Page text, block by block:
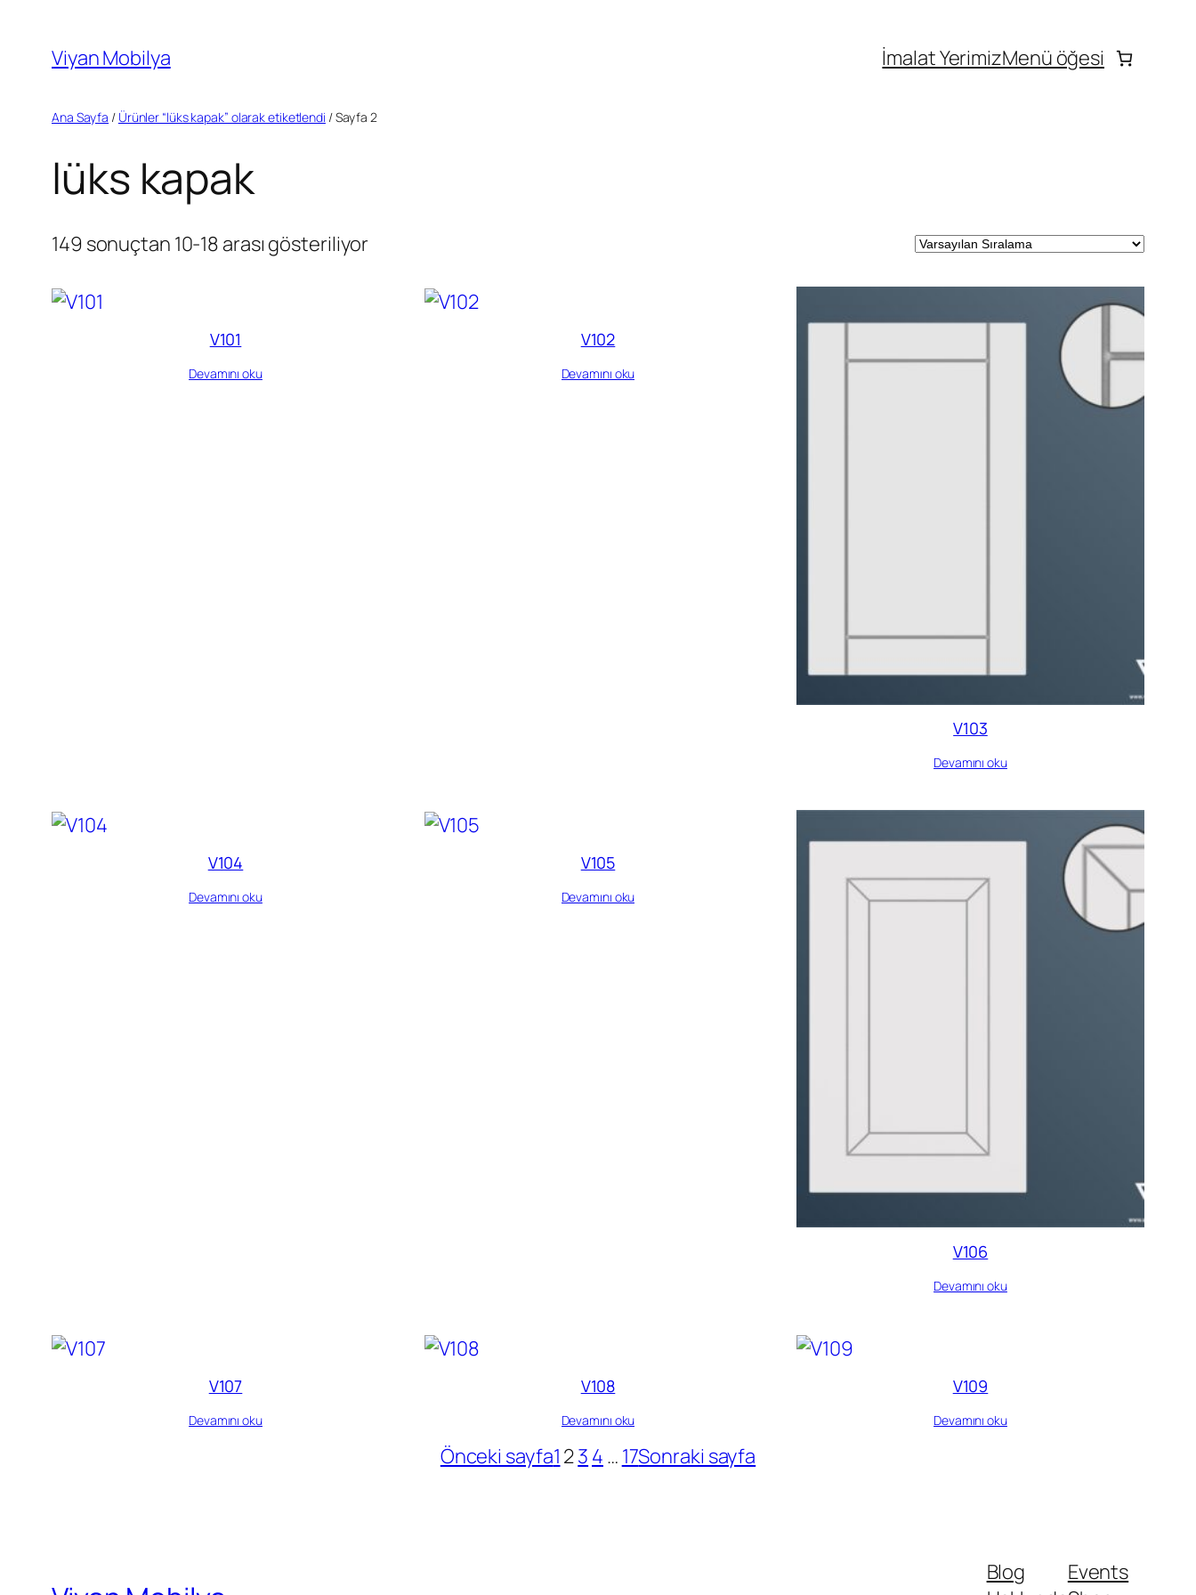
Viyan Mobilya İmalat YerimizMenü öğesi
Ana Sayfa / Ürünler “lüks kapak” olarak etiketlendi / Sayfa 2
lüks kapak
149 sonuçtan 10-18 arası gösteriliyor
V101
Devamını oku
V102
Devamını oku
V103
Devamını oku
V104
Devamını oku
V105
Devamını oku
V106
Devamını oku
V107
Devamını oku
V108
Devamını oku
V109
Devamını oku
Önceki sayfa1 23 4 … 17Sonraki sayfa
Blog
Events